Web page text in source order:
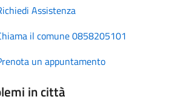
Assistenza
il comune 0858205101
un appuntamento
in città